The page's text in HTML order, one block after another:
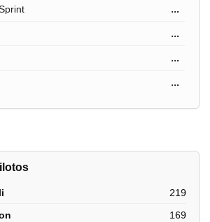
...
...
...
...
219
169